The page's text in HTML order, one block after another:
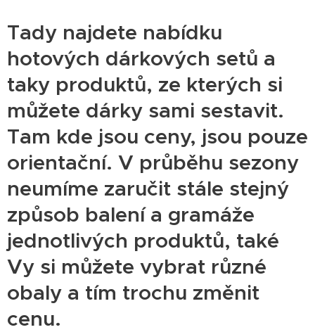
Tady najdete nabídku
hotových dárkových setů a
taky produktů, ze kterých si
můžete dárky sami sestavit.
Tam kde jsou ceny, jsou pouze
orientační. V průběhu sezony
neumíme zaručit stále stejný
způsob balení a gramáže
jednotlivých produktů, také
Vy si můžete vybrat různé
obaly a tím trochu změnit
cenu.